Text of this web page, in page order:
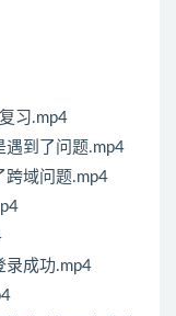
习.mp4
遇到了问题.mp4
跨域问题.mp4
录成功.mp4